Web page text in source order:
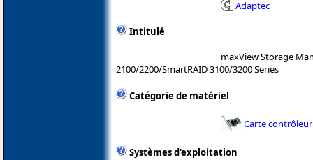
Adaptec
Intitulé
maxView Storage
2100/2200/SmartRAID 3100/3200 Series
Catégorie de matériel
Carte contrôleur
Systèmes d'exploitation